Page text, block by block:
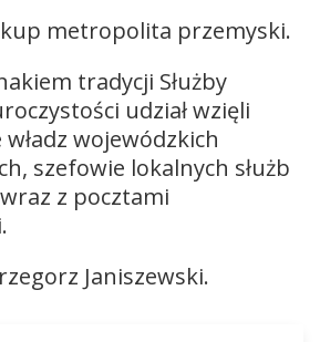
metropolita przemyski.
tradycji Służby
udział wzięli
wojewódzkich
szefowie lokalnych służb
z pocztami
Janiszewski.